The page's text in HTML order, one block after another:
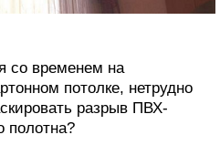
со временем на
потолке, нетрудно
разрыв ПВХ-
полотна?